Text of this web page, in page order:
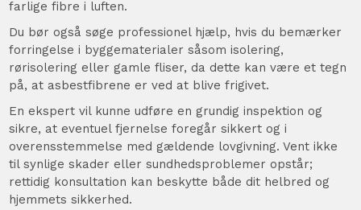
farlige fibre i luften.
Du bør også søge professionel hjælp, hvis du bemærker
forringelse i byggematerialer såsom isolering,
rørisolering eller gamle fliser, da dette kan være et tegn
på, at asbestfibrene er ved at blive frigivet.
En ekspert vil kunne udføre en grundig inspektion og
sikre, at eventuel fjernelse foregår sikkert og i
overensstemmelse med gældende lovgivning. Vent ikke
til synlige skader eller sundhedsproblemer opstår;
rettidig konsultation kan beskytte både dit helbred og
hjemmets sikkerhed.